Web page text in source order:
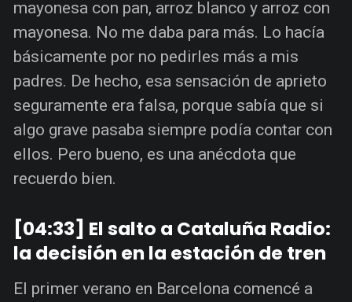
mayonesa con pan, arroz blanco y arroz con
mayonesa. No me daba para más. Lo hacía
básicamente por no pedirles más a mis
padres. De hecho, esa sensación de aprieto
seguramente era falsa, porque sabía que si
algo grave pasaba siempre podía contar con
ellos. Pero bueno, es una anécdota que
recuerdo bien.
[04:33] El salto a Cataluña Radio:
la decisión en la estación de tren
El primer verano en Barcelona comencé a